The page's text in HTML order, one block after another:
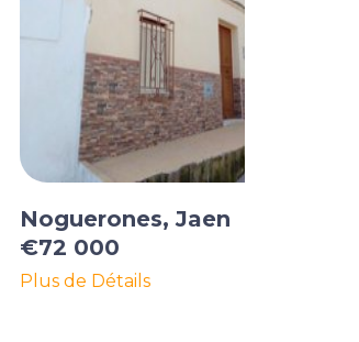
Noguerones, Jaen
€72 000
Plus de Détails